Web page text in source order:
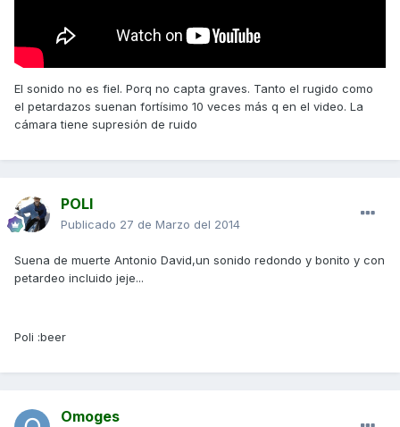
El sonido no es fiel. Porq no capta graves. Tanto el rugido como
el petardazos suenan fortísimo 10 veces más q en el video. La
cámara tiene supresión de ruido
POLI
Publicado 27 de Marzo del 2014
Suena de muerte Antonio David,un sonido redondo y bonito y con
petardeo incluido jeje...
Poli :beer
Omoges